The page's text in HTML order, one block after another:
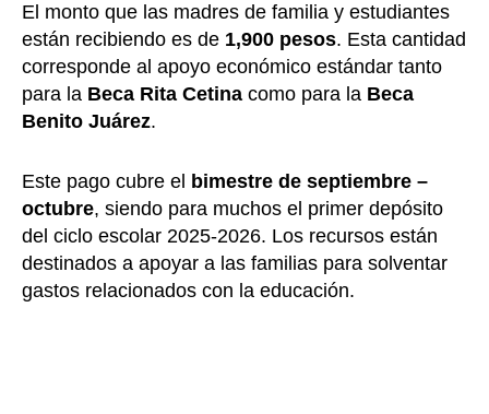
El monto que las madres de familia y estudiantes
están recibiendo es de 1,900 pesos. Esta cantidad
corresponde al apoyo económico estándar tanto
para la Beca Rita Cetina como para la Beca
Benito Juárez.
Este pago cubre el bimestre de septiembre –
octubre, siendo para muchos el primer depósito
del ciclo escolar 2025-2026. Los recursos están
destinados a apoyar a las familias para solventar
gastos relacionados con la educación.